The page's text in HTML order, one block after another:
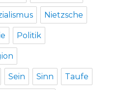
Nietzsche
Politik
Sein Sinn Taufe